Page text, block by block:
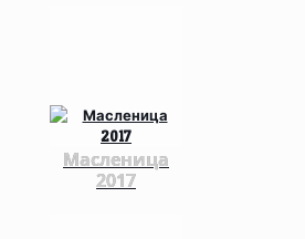
Масленица
2017